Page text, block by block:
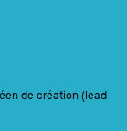
de création (lead